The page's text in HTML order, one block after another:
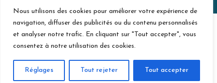
Nous utilisons des cookies pour améliorer votre expérience de
navigation, diffuser des publicités ou du contenu personnalisés
et analyser notre trafic. En cliquant sur "Tout accepter", vous
consentez à notre utilisation des cookies.
Réglages Tout rejeter Tout accepter
© Jurislogement 2024
Avec le soutien de